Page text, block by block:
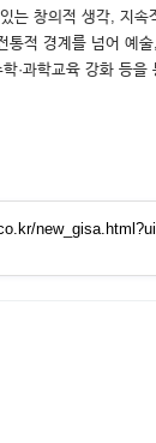
는 창의적 생각, 지
통적 경계를 넘어 예
·과학교육 강화 등